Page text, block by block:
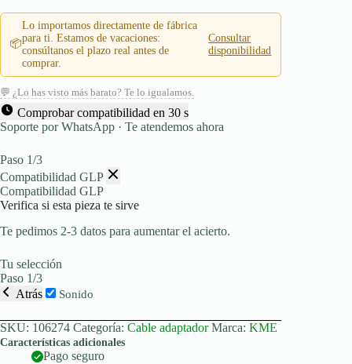
(DIEGO
filas)
cantidad
📦
Lo importamos directamente de fábrica
para ti. Estamos de vacaciones:
consúltanos el plazo real antes de
comprar.
Consultar
disponibilidad
💬 ¿Lo has visto más barato? Te lo igualamos.
Comprobar compatibilidad en 30 s
Soporte por WhatsApp · Te atendemos ahora
Paso 1/3
Compatibilidad GLP
Compatibilidad GLP
Verifica si esta pieza te sirve
Te pedimos 2-3 datos para aumentar el acierto.
Tu selección
Paso 1/3
Atrás
Sonido
SKU: 106274 Categoría: Cable adaptador Marca: KME
Características adicionales
Pago seguro